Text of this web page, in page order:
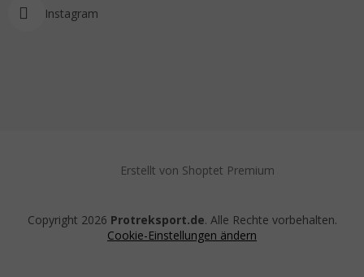
Instagram
Erstellt von Shoptet Premium
Copyright 2026 Protreksport.de. Alle Rechte vorbehalten.
Cookie-Einstellungen ändern